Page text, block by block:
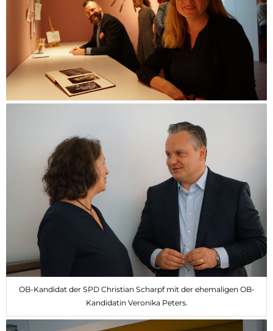
OB-Kandidat der SPD Christian Scharpf mit der ehemaligen OB-
Kandidatin Veronika Peters.